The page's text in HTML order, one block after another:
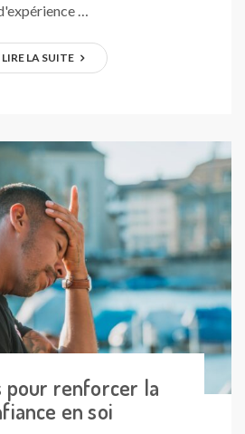
…
LIRE LA SUITE
pour renforcer la
en soi